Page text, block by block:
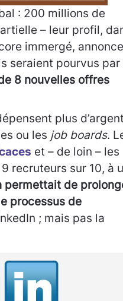
: 200 millions de
– leur profil,
immergé, annonce
seraient pourvus par
8 nouvelles offres
plus d’argent
ou les job boards.
et – de loin – les
recruteurs sur 10, à
permettait de
processus de
; mais pas la